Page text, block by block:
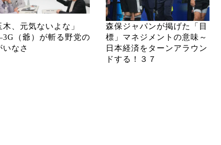
木、元気ないよな」
（爺）が斬る野党の
いなさ
森保ジャパンが掲げた「目
標」マネジメントの意味～
日本経済をターンアラウン
ドする！３７